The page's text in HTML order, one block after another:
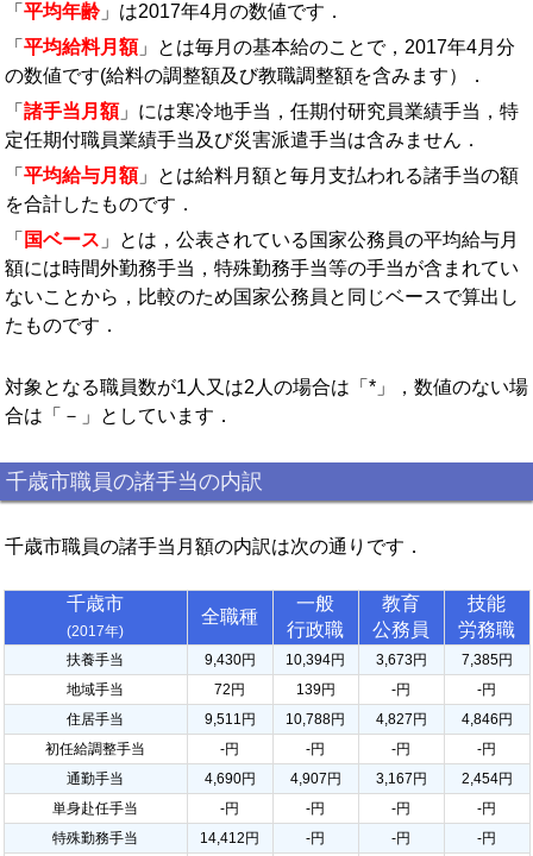
「 平均年齢 」は2017年4月の数値です．
「 平均給料月額」とは毎月の基本給のことで，2017年4月分
の数値です(給料の調整額及び教職調整額を含みます）．
「 諸手当月額」には寒冷地手当，任期付研究員業績手当，特
定任期付職員業績手当及び災害派遣手当は含みません．
「 平均給与月額」とは給料月額と毎月支払われる諸手当の額
を合計したものです．
「 国ベース 」とは，公表されている国家公務員の平均給与月
額には時間外勤務手当，特殊勤務手当等の手当が含まれてい
ないことから，比較のため国家公務員と同じベースで算出し
たものです．
対象となる職員数が1人又は2人の場合は「*」，数値のない場
合は「－」としています．
千歳市職員の諸手当の内訳
千歳市職員の諸手当月額の内訳は次の通りです．
千歳市
(2017年)
全職種
一般
行政職
教育
公務員
技能
労務職
扶養手当 9,430円 10,394円 3,673円
7,385円
地域手当
72円 139円 -円
-円
住居手当
9,511円 10,788円 4,827円
4,846円
初任給調整手当
-円 -円 -円
-円
通勤手当
4,690円 4,907円 3,167円
2,454円
単身赴任手当
-円 -円 -円
-円
特殊勤務手当
14,412円 -円 -円
-円